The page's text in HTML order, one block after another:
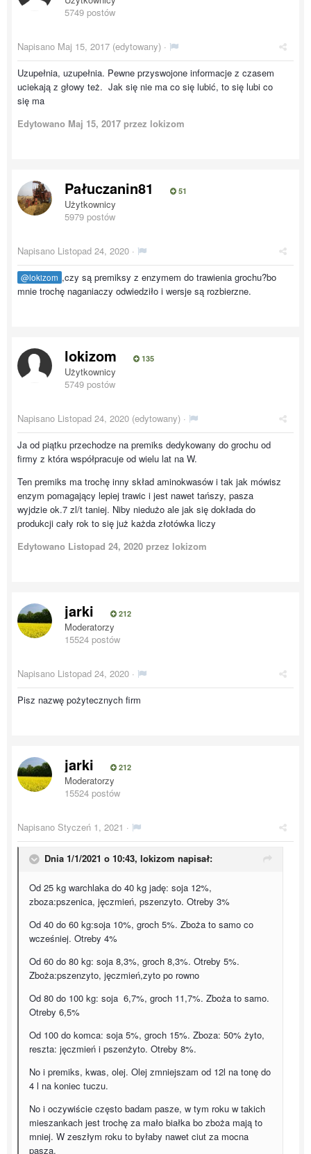
5749 postów
Napisano Maj 15, 2017 (edytowany) ·
Uzupełnia, uzupełnia. Pewne przyswojone informacje z czasem
uciekają z głowy też. Jak się nie ma co się lubić, to się lubi co
się ma
Edytowano Maj 15, 2017 przez lokizom
Pałuczanin81 51
Użytkownicy
5979 postów
Napisano Listopad 24, 2020 ·
@lokizom ,czy są premiksy z enzymem do trawienia grochu?bo
mnie trochę naganiaczy odwiedziło i wersje są rozbierzne.
lokizom 135
Użytkownicy
5749 postów
Napisano Listopad 24, 2020 (edytowany) ·
Ja od piątku przechodze na premiks dedykowany do grochu od
firmy z która współpracuje od wielu lat na W.
Ten premiks ma trochę inny skład aminokwasów i tak jak mówisz
enzym pomagający lepiej trawic i jest nawet tańszy, pasza
wyjdzie ok.7 zl/t taniej. Niby niedużo ale jak się dokłada do
produkcji cały rok to się już każda złotówka liczy
Edytowano Listopad 24, 2020 przez lokizom
jarki 212
Moderatorzy
15524 postów
Napisano Listopad 24, 2020 ·
Pisz nazwę pożytecznych firm
jarki 212
Moderatorzy
15524 postów
Napisano Styczeń 1, 2021 ·
Dnia 1/1/2021 o 10:43, lokizom napisał:
Od 25 kg warchlaka do 40 kg jadę: soja 12%,
zboza:pszenica, jęczmień, pszenzyto. Otreby 3%
Od 40 do 60 kg:soja 10%, groch 5%. Zboża to samo co
wcześniej. Otreby 4%
Od 60 do 80 kg: soja 8,3%, groch 8,3%. Otreby 5%.
Zboża:pszenzyto, jęczmień,zyto po rowno
Od 80 do 100 kg: soja 6,7%, groch 11,7%. Zboża to samo.
Otreby 6,5%
Od 100 do komca: soja 5%, groch 15%. Zboza: 50% żyto,
reszta: jęczmień i pszenżyto. Otreby 8%.
No i premiks, kwas, olej. Olej zmniejszam od 12l na tonę do
4 l na koniec tuczu.
No i oczywiście często badam pasze, w tym roku w takich
mieszankach jest trochę za mało białka bo zboża mają to
mniej. W zeszłym roku to byłaby nawet ciut za mocna
pasza.